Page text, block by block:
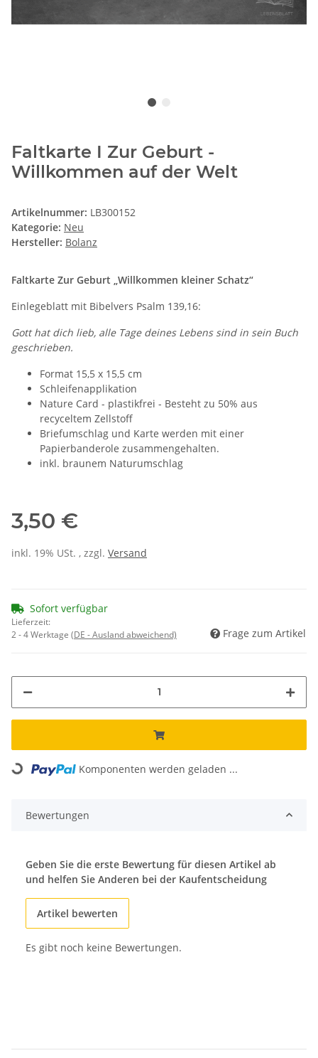
Faltkarte I Zur Geburt -
Willkommen auf der Welt
Artikelnummer: LB300152
Kategorie: Neu
Hersteller: Bolanz
Faltkarte Zur Geburt „Willkommen kleiner Schatz“
Einlegeblatt mit Bibelvers Psalm 139,16:
Gott hat dich lieb, alle Tage deines Lebens sind in sein Buch
geschrieben.
Format 15,5 x 15,5 cm
Schleifenapplikation
Nature Card - plastikfrei - Besteht zu 50% aus
recyceltem Zellstoff
Briefumschlag und Karte werden mit einer
Papierbanderole zusammengehalten.
inkl. braunem Naturumschlag
3,50 €
inkl. 19% USt. , zzgl. Versand
Sofort verfügbar
Lieferzeit:
2 - 4 Werktage (DE - Ausland abweichend) Frage zum Artikel
Loading... Komponenten werden geladen ...
Bewertungen
Geben Sie die erste Bewertung für diesen Artikel ab
und helfen Sie Anderen bei der Kaufentscheidung
Artikel bewerten
Es gibt noch keine Bewertungen.